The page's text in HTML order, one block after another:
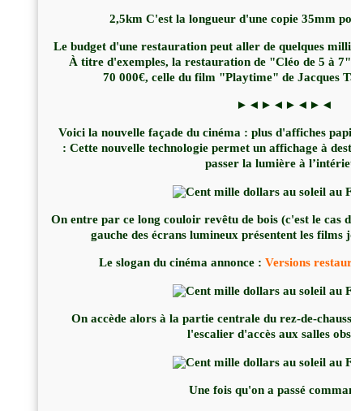
2,5km C'est la longueur d'une copie 35mm
Le budget d'une restauration peut aller de quelques
À titre d'exemples, la restauration de "Cléo de 5 à
70 000€, celle du film "Playtime" de Jacques
►◄►◄►◄►◄
Voici la nouvelle façade du cinéma : plus d'affiches
: Cette nouvelle technologie permet un affichage à
passer la lumière à
On entre par ce long couloir revêtu de bois (c'est le cas
gauche des écrans lumineux présentent les films
Le slogan du cinéma annonce : Versions
On accède alors à la partie centrale du rez-de-
l'escalier d'accès aux salles
Une fois qu'on a passé